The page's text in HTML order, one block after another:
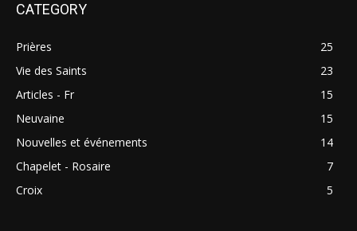
CATEGORY
Prières
25
Vie des Saints
23
Articles - Fr
15
Neuvaine
15
Nouvelles et événements
14
Chapelet - Rosaire
7
Croix
5